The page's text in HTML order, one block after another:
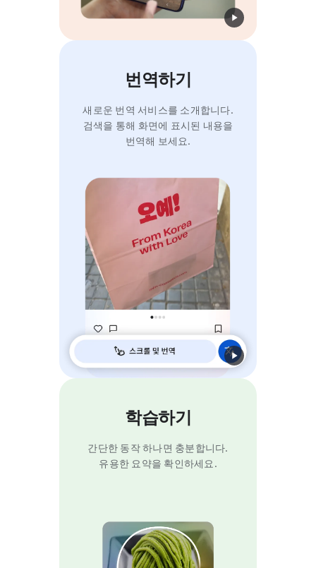
번역하기
새로운 번역 서비스를 소개합니다.
검색을 통해 화면에 표시된 내용을
번역해 보세요.
학습하기
간단한 동작 하나면 충분합니다.
유용한 요약을 확인하세요.